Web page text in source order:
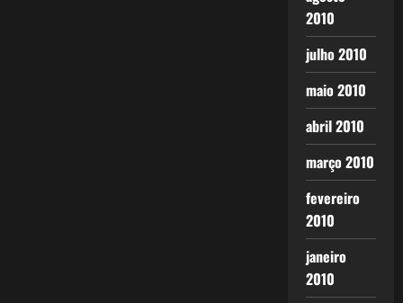
2010
julho 2010
maio 2010
abril 2010
março 2010
fevereiro
2010
janeiro
2010